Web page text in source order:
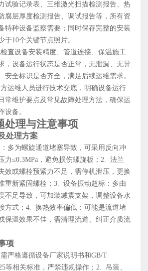
试验记录表、三维激光扫描检测报告、热
腐层厚度检测报告、调试报告等，所有资
特种设备监察需要；同时保存完整的安装
于10个关键节点照片。
查设备安装精度、管道连接、保温施工
，设备运行状态是否正常，无泄漏、无异
安全标识是否齐全，满足后续运维需求。
运维人员进行技术交底，明确设备运行
常维护要点及常见故障处理方法，确保运
设备。
处理与注意事项
处理方案
多为螺旋通道堵塞导致，可采用反向冲
力≤0.3MPa，避免损伤螺旋板；2. 法兰
效或螺栓预紧力不足，需停机泄压，更换
重新紧固螺栓；3. 设备振动超标：多由
不足导致，可加装减震支架，调整设备水
方式；4. 换热效率偏低：可能是流道堵
保温效果不佳，需清理流道、纠正介质流
项
严格遵循设备厂家说明书和GB/T
等相关标准，严禁违规操作；2. 吊装、